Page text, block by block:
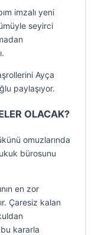
imzalı yeni
seyirci
Ayça
paylaşıyor.
OLACAK?
omuzlarında
bürosunu
en zor
Çaresiz kalan
kararla